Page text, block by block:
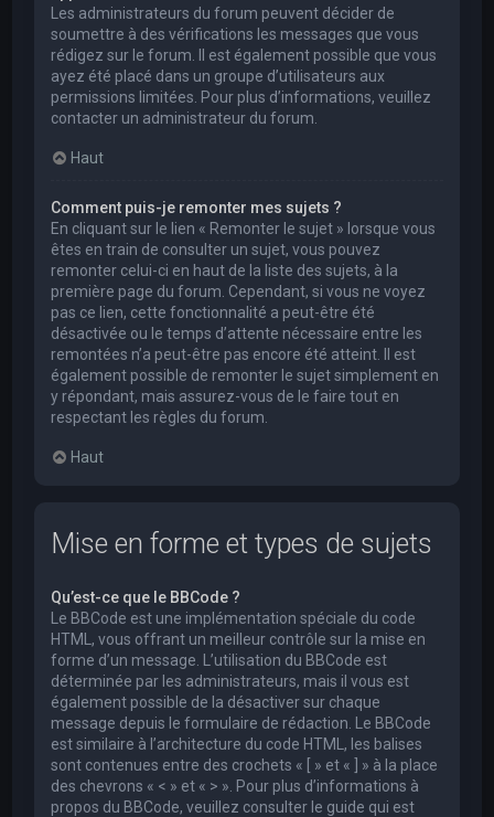
Les administrateurs du forum peuvent décider de
soumettre à des vérifications les messages que vous
rédigez sur le forum. Il est également possible que vous
ayez été placé dans un groupe d’utilisateurs aux
permissions limitées. Pour plus d’informations, veuillez
contacter un administrateur du forum.
Haut
Comment puis-je remonter mes sujets ?
En cliquant sur le lien « Remonter le sujet » lorsque vous
êtes en train de consulter un sujet, vous pouvez
remonter celui-ci en haut de la liste des sujets, à la
première page du forum. Cependant, si vous ne voyez
pas ce lien, cette fonctionnalité a peut-être été
désactivée ou le temps d’attente nécessaire entre les
remontées n’a peut-être pas encore été atteint. Il est
également possible de remonter le sujet simplement en
y répondant, mais assurez-vous de le faire tout en
respectant les règles du forum.
Haut
Mise en forme et types de sujets
Qu’est-ce que le BBCode ?
Le BBCode est une implémentation spéciale du code
HTML, vous offrant un meilleur contrôle sur la mise en
forme d’un message. L’utilisation du BBCode est
déterminée par les administrateurs, mais il vous est
également possible de la désactiver sur chaque
message depuis le formulaire de rédaction. Le BBCode
est similaire à l’architecture du code HTML, les balises
sont contenues entre des crochets « [ » et « ] » à la place
des chevrons « < » et « > ». Pour plus d’informations à
propos du BBCode, veuillez consulter le guide qui est